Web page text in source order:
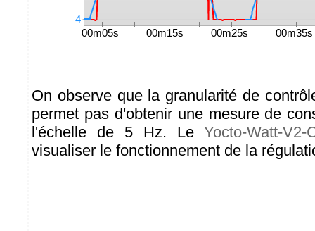
On observe que la granularité de
permet pas d'obtenir une mesure de
l'échelle de 5 Hz. LeYocto-Watt-V2-
visualiser le fonctionnement de la